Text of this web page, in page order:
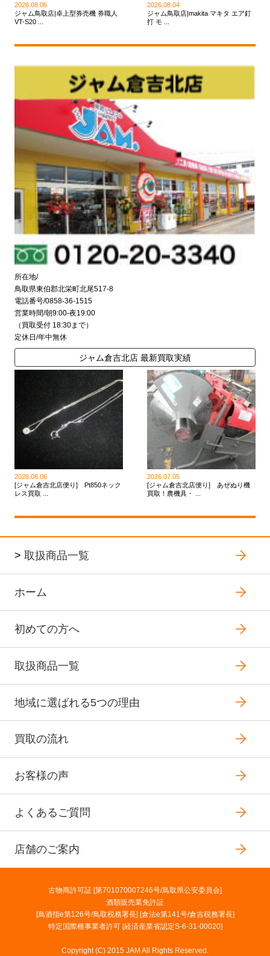
2026.08.06
ジャム鳥取店|卓上型券売機 券職人
VT-S20 ...
2026.08.04
ジャム鳥取店|makita マキタ エア釘
打 モ ...
所在地/
鳥取県東伯郡北栄町北尾517-8
電話番号/0858-36-1515
営業時間/朝9:00-夜19:00
（買取受付 18:30まで）
定休日/年中無休
ジャム倉吉北店 最新買取実績
2026.08.06
[ジャム倉吉北店便り] Pt850ネック
レス買取 ...
2026.07.05
[ジャム倉吉北店便り] あぜぬり機
買取！農機具・ ...
> 取扱商品一覧
ホーム
初めての方へ
取扱商品一覧
地域に選ばれる5つの理由
買取の流れ
お客様の声
よくあるご質問
店舗のご案内
古物商許可証 [第701070007246号/鳥取県公安委員会]
酒類販売業免許証
[鳥酒指e第126号/鳥取税務署長] [倉法e第141号/倉吉税務署長]
特定国際種事業者許可 [経済産業省認定S-6-31-00020]
Copyright (C) 2015 JAM All Rights Reserved.